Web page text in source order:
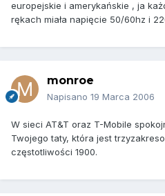
europejskie i amerykańskie , ja
rękach miała napięcie 50/60hz i
monroe
Napisano 19 Marca 2006
W sieci AT&T oraz T-Mobile
Twojego taty, która jest
częstotliwości 1900.